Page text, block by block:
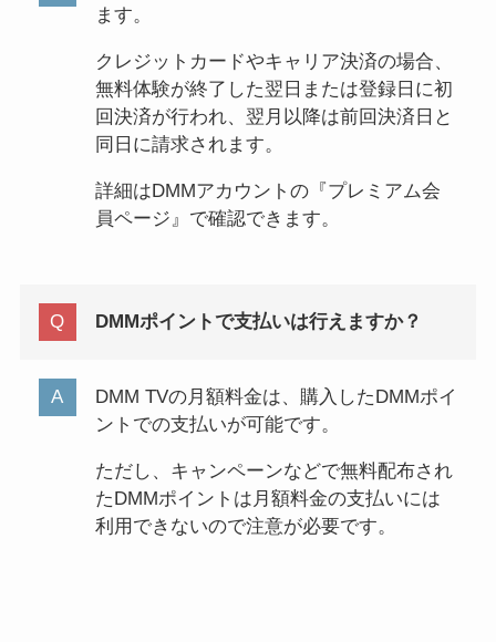
ます。
クレジットカードやキャリア決済の場合、
無料体験が終了した翌日または登録日に初
回決済が行われ、翌月以降は前回決済日と
同日に請求されます。
詳細はDMMアカウントの『プレミアム会
員ページ』で確認できます。
DMMポイントで支払いは行えますか？
​​DMM TVの月額料金は、購入したDMMポイ
ントでの支払いが可能です。
ただし、キャンペーンなどで無料配布され
たDMMポイントは月額料金の支払いには
利用できないので注意が必要です。